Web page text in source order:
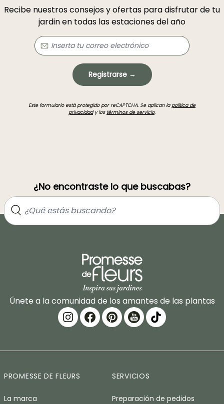
Recibe nuestros consejos y ofertas para disfrutar de tu
jardin en todas las estaciones del año
Registrarse →
Este formulario está protegido por reCAPTCHA. Se aplican lapolítica de
privacidady los términos de servicio.
¿No encontraste lo que buscabas?
Únete a la comunidad de los amantes de las plantas
PROMESSE DE FLEURS
La marca
SERVICIOS
Preparación de pedidos